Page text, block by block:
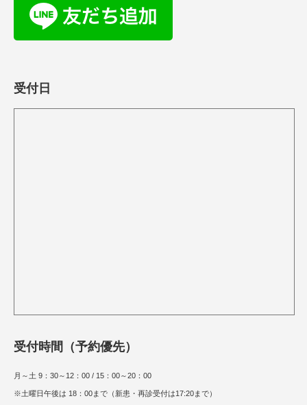
受付日
受付時間（予約優先）
月～土 9：30～12：00 / 15：00～20：00
※土曜日午後は 18：00まで（新患・再診受付は17:20まで）